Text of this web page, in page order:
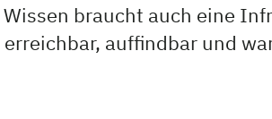
braucht auch eine
erreichbar, auffindbar und